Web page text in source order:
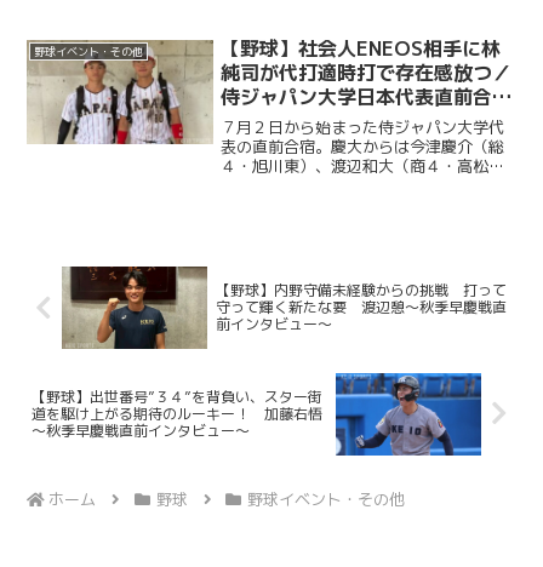
大（商４・高松商業）、林純司（環３・
報徳学園）の３選手が選出...
野球イベント・その他
【野球】社会人ENEOS相手に林
純司が代打適時打で存在感放つ／
侍ジャパン大学日本代表直前合宿
３日目
７月２日から始まった侍ジャパン大学代
表の直前合宿。慶大からは今津慶介（総
４・旭川東）、渡辺和大（商４・高松商
【野球】内野守備未経験からの挑戦 打って
守って輝く新たな要 渡辺憩～秋季早慶戦直
前インタビュー～
【野球】出世番号”３４”を背負い、スター街
道を駆け上がる期待のルーキー！ 加藤右悟
～秋季早慶戦直前インタビュー～
ホーム 野球 野球イベント・その他